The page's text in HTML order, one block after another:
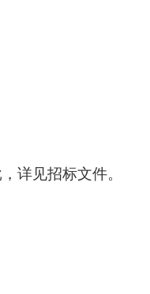
详见招标文件。